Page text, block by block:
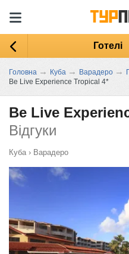
Готелі
Головна → Куба → Варадеро →
Be Live Experience Tropical 4*
Be Live
Відгуки
Куба › Варадеро